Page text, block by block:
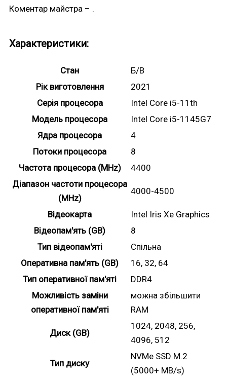
Коментар майстра – .
Характеристики:
Стан
Б/В
Рік виготовлення
2021
Серія процесора
Intel Core i5-11th
Модель процесора
Intel Core i5-1145G7
Ядра процесора
4
Потоки процесора
8
Частота процесора (MHz)
4400
Діапазон частоти процесора
(MHz)
4000-4500
Відеокарта
Intel Iris Xe Graphics
Відеопам'ять (GB)
8
Тип відеопам'яті
Спільна
Оперативна пам'ять (GB)
16, 32, 64
Тип оперативної пам'яті
DDR4
Можливість заміни
оперативної пам'яті
можна збільшити
RAM
Диск (GB)
1024, 2048, 256,
4096, 512
Тип диску
NVMe SSD M.2
(5000+ MB/s)